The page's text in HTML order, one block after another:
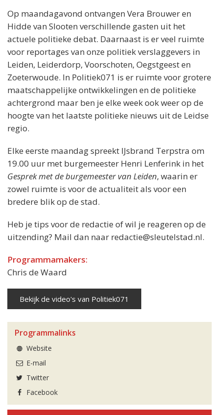
Op maandagavond ontvangen Vera Brouwer en
Hidde van Slooten verschillende gasten uit het
actuele politieke debat. Daarnaast is er veel ruimte
voor reportages van onze politiek verslaggevers in
Leiden, Leiderdorp, Voorschoten, Oegstgeest en
Zoeterwoude. In Politiek071 is er ruimte voor grotere
maatschappelijke ontwikkelingen en de politieke
achtergrond maar ben je elke week ook weer op de
hoogte van het laatste politieke nieuws uit de Leidse
regio.
Elke eerste maandag spreekt IJsbrand Terpstra om
19.00 uur met burgemeester Henri Lenferink in het
Gesprek met de burgemeester van Leiden, waarin er
zowel ruimte is voor de actualiteit als voor een
bredere blik op de stad.
Heb je tips voor de redactie of wil je reageren op de
uitzending? Mail dan naar redactie@sleutelstad.nl.
Programmamakers:
Chris de Waard
Bekijk de video's van Politiek071
Programmalinks
Website
E-mail
Twitter
Facebook